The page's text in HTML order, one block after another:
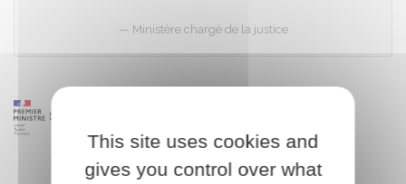
Ministère chargé de la justice
This site uses cookies and
gives you control over what